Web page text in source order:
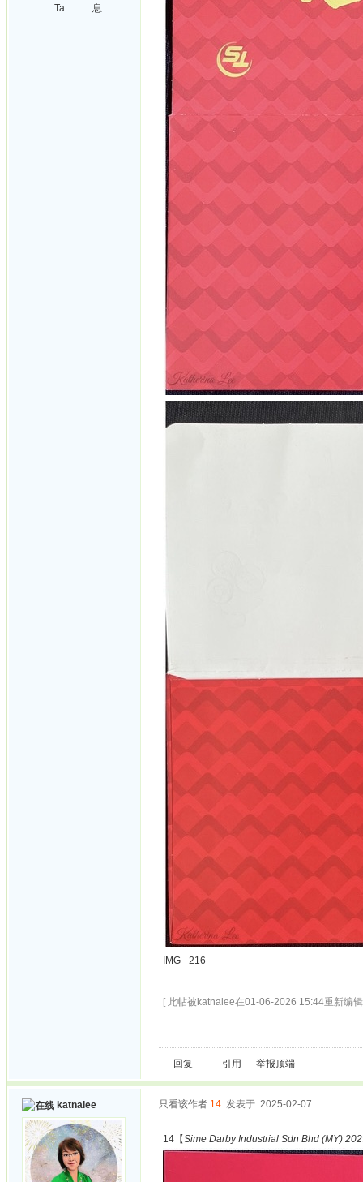
Ta
息
IMG - 216
[ 此帖被katnalee在01-06-2026 15:44重新编
回复 引用 举报顶端
katnalee 只看该作者 14 发表于: 2025-02-07
14【Sime Darby Industrial Sdn Bhd (MY)